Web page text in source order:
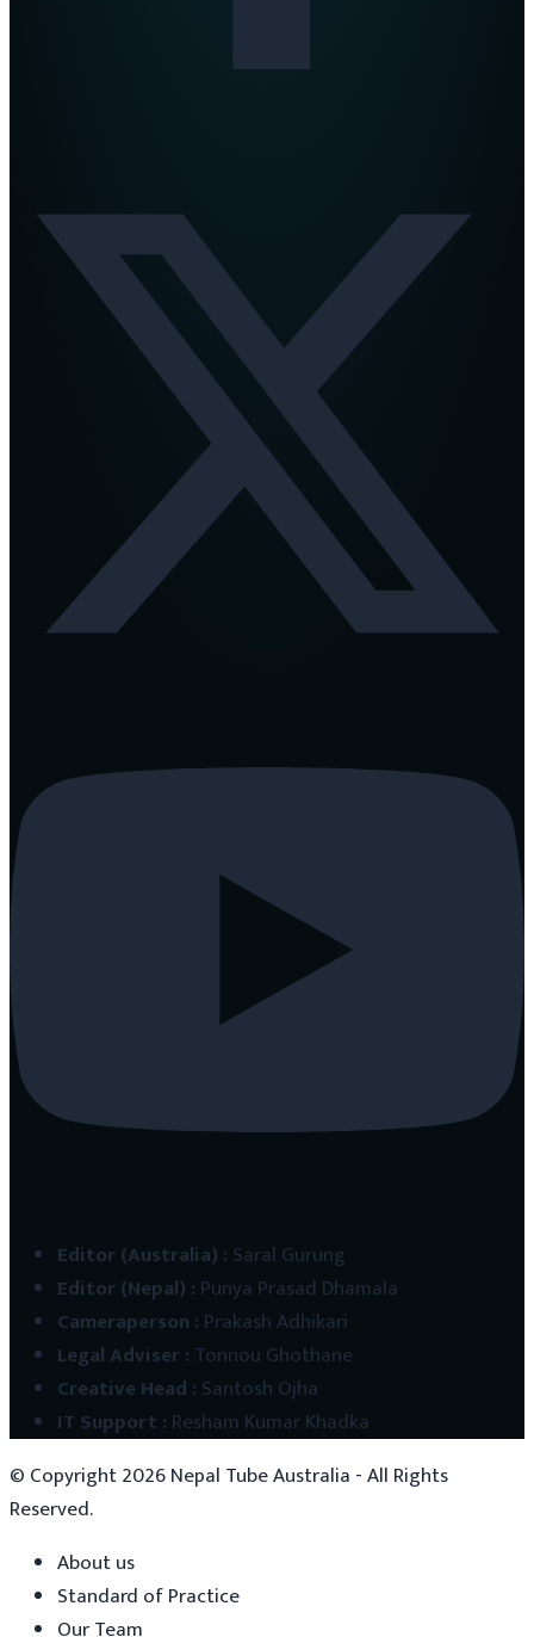
Editor (Australia) : Saral Gurung
Editor (Nepal) : Punya Prasad Dhamala
Cameraperson : Prakash Adhikari
Legal Adviser: Tonnou Ghothane
Creative Head : Santosh Ojha
IT Support : Resham Kumar Khadka
© Copyright2026Nepal Tube Australia - All Rights
Reserved.
About us
Standard of Practice
Our Team